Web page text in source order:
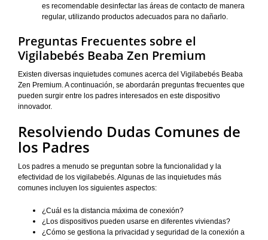
es recomendable desinfectar las áreas de contacto de manera
regular, utilizando productos adecuados para no dañarlo.
Preguntas Frecuentes sobre el
Vigilabebés Beaba Zen Premium
Existen diversas inquietudes comunes acerca del Vigilabebés Beaba
Zen Premium. A continuación, se abordarán preguntas frecuentes que
pueden surgir entre los padres interesados en este dispositivo
innovador.
Resolviendo Dudas Comunes de
los Padres
Los padres a menudo se preguntan sobre la funcionalidad y la
efectividad de los vigilabebés. Algunas de las inquietudes más
comunes incluyen los siguientes aspectos:
¿Cuál es la distancia máxima de conexión?
¿Los dispositivos pueden usarse en diferentes viviendas?
¿Cómo se gestiona la privacidad y seguridad de la conexión a